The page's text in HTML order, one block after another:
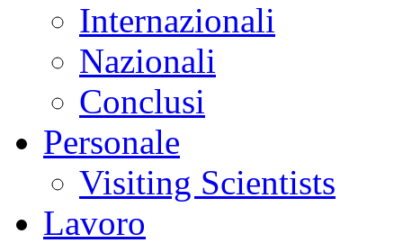
Internazionali
Nazionali
Conclusi
Personale
Visiting Scientists
Lavoro